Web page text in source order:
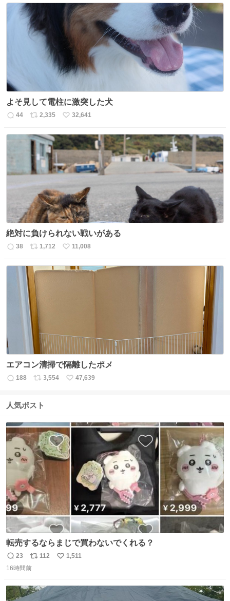
数
ス
ト
数
ね
よそ見して電柱に激突した犬
返
数
44
リ
ス
ト
数
2,335
い
ね
数
32,641
絶対に負けられない戦いがある
返
38
リ
ス
ト
数
1,712
い
ね
11,008
エアコン清掃で隔離したポメ
返
数
188
リ
ス
数
3,554
い
47,639
人気ポスト
転売するならまじで買わないでくれる？
返
信
23
リ
ポ
ト
112
い
数
1,511
16時間前